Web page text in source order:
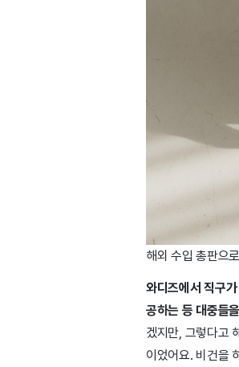
해외 수입 총판으
와디즈에서 직구
공하는 등 대중들
겠지만, 그렇다고
이었어요. 비건을